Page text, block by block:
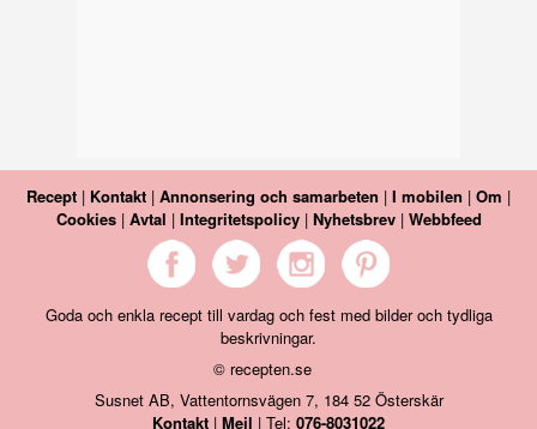
Recept | Kontakt | Annonsering och samarbeten | I mobilen | Om |
Cookies| Avtal | Integritetspolicy| Nyhetsbrev| Webbfeed
Goda och enkla recept till vardag och fest med bilder och tydliga
beskrivningar.
© recepten.se
Susnet AB, Vattentornsvägen 7, 184 52 Österskär
Kontakt | Mejl | Tel: 076-8031022